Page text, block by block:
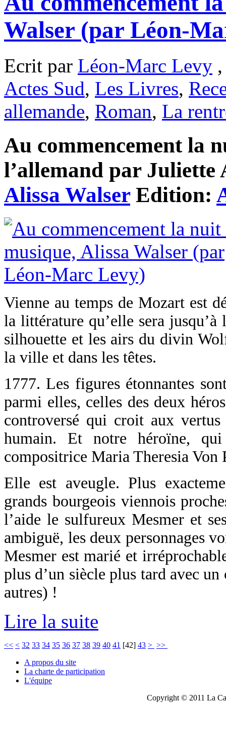
Walser (par Léon-
Ecrit par Léon-Marc Levy
Actes Sud, Les Livres,
allemande, Roman, La
Au commencement la
l’allemand par Juliette
Alissa WalserEdition:
Vienne au temps de Mozart est
la littérature qu’elle sera
silhouette et les airs du divin
la ville et dans les têtes.
1777. Les figures étonnantes
parmi elles, celles des deux
controversé qui croit aux vertus
humain. Et notre héroïne,
compositrice Maria Theresia Von
Elle est aveugle. Plus
grands bourgeois viennois
l’aide le sulfureux Mesmer et
ambiguë, les deux personnages
Mesmer est marié et
plus d’un siècle plus tard avec
autres) !
Lire la suite
<< < 32 33 34 35 36 37 38 39 40 41 [42] 43 > >>
A propos du site
La charte de participation
L'équipe
Copyright © 2011 La